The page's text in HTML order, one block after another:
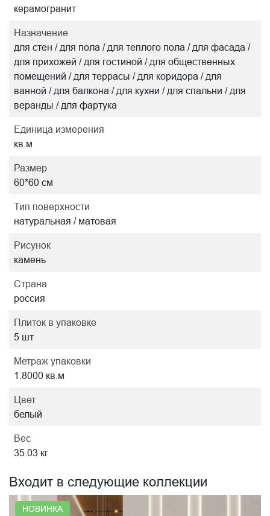
керамогранит
Назначение
для стен / для пола / для теплого пола / для фасада /
для прихожей / для гостиной / для общественных
помещений / для террасы / для коридора / для
ванной / для балкона / для кухни / для спальни / для
веранды / для фартука
Единица измерения
кв.м
Размер
60*60 см
Тип поверхности
натуральная / матовая
Рисунок
камень
Страна
россия
Плиток в упаковке
5 шт
Метраж упаковки
1.8000 кв.м
Цвет
белый
Вес
35.03 кг
Входит в следующие коллекции
НОВИНКА